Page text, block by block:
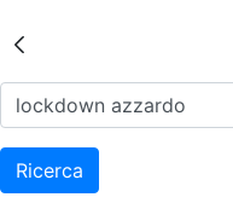
Risultati
Ricerca